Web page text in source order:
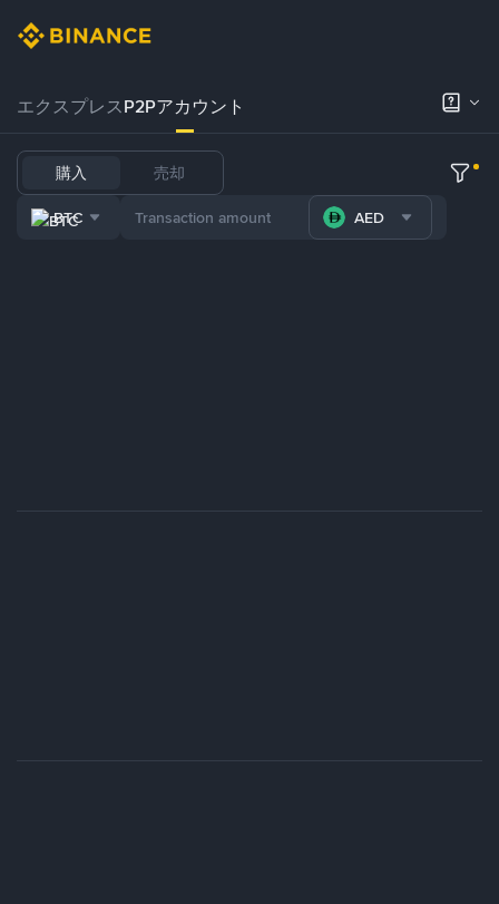
エクスプレスP2Pアカウント
購入 売却
BTC AED